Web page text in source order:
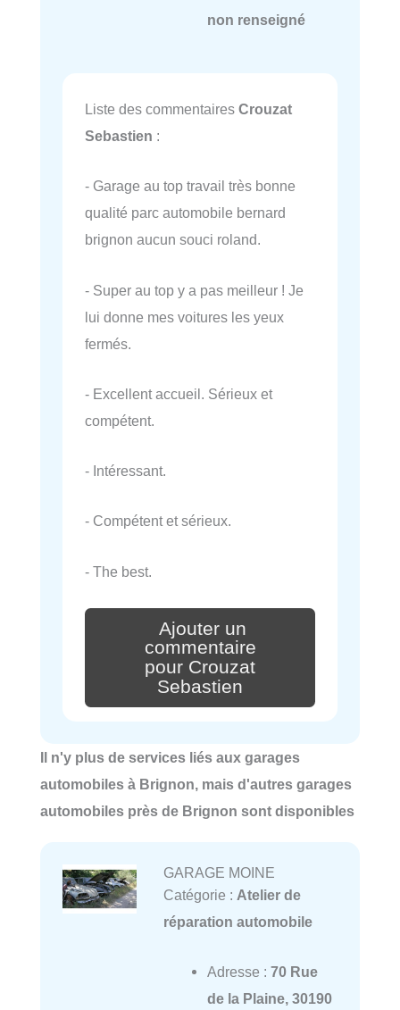
non renseigné
Liste des commentaires Crouzat
Sebastien :
- Garage au top travail très bonne
qualité parc automobile bernard
brignon aucun souci roland.
- Super au top y a pas meilleur ! Je
lui donne mes voitures les yeux
fermés.
- Excellent accueil. Sérieux et
compétent.
- Intéressant.
- Compétent et sérieux.
- The best.
Ajouter un
commentaire
pour Crouzat
Sebastien
Il n'y plus de services liés aux garages
automobiles à Brignon, mais d'autres garages
automobiles près de Brignon sont disponibles
GARAGE MOINE
Catégorie : Atelier de
réparation automobile
Adresse : 70 Rue
de la Plaine, 30190